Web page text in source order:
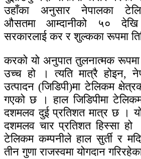
उहाँका अनुसार नेपालका
औसतमा आम्दानीको ५०
सरकारलाई कर र शुल्कका रूपमा
करको यो अनुपात तुलनात्मक
उच्च हो । त्यति मात्रै होइन,
उत्पादन (जिडिपी)मा टेलिकम
गएको छ । हाल जिडिपीमा
दशमलव दुई प्रतिशत मात्र छ ।
दशमलव चार प्रतिशत हिस्सा
टेलिकम कम्पनीले हाल सुर्ती र
तीन गुणा राजस्वमा योगदान